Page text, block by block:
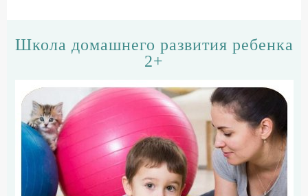
Школа домашнего развития ребенка
2+